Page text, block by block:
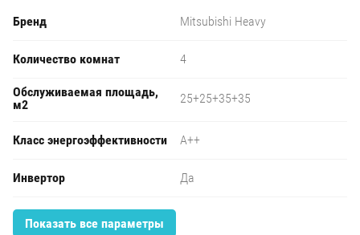
Бренд Mitsubishi Heavy
Количество комнат 4
Обслуживаемая площадь,
м2
25+25+35+35
Класс энергоэффективности A++
Инвертор Да
Показать все параметры